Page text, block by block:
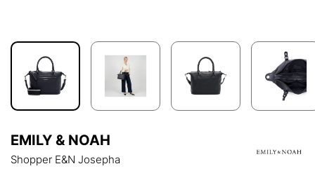
EMILY & NOAH
Shopper E&N Josepha